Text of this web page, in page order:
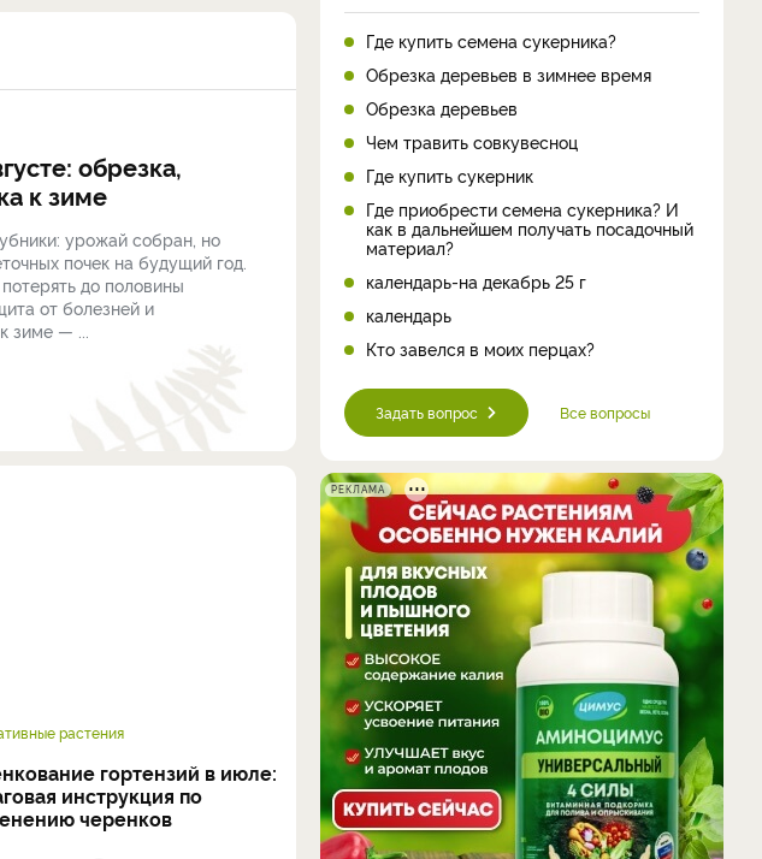
обрезка,
к зиме
урожай собран, но
почек на будущий год.
до половины
от болезней и
зиме — ...
растения
гортензий в июле:
инструкция по
черенков
Где купить семена сукерника?
Обрезка деревьев в зимнее время
Обрезка деревьев
Чем травить совкувесноц
Где купить сукерник
Где приобрести семена сукерника? И
как в дальнейшем получать посадочный
материал?
календарь-на декабрь 25 г
календарь
Кто завелся в моих перцах?
Задать вопрос Все вопросы
РЕКЛАМА